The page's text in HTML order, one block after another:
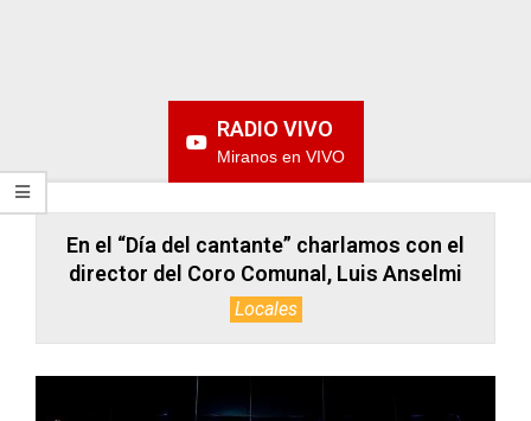
RADIO VIVO
Miranos en VIVO
En el “Día del cantante” charlamos con el
director del Coro Comunal, Luis Anselmi
Locales